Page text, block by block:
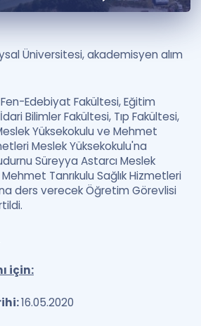
Üniversitesi, akademisyen alım
Edebiyat Fakültesi, Eğitim
Bilimler Fakültesi, Tıp Fakültesi,
Yüksekokulu ve Mehmet
Meslek Yüksekokulu'na
Süreyya Astarcı Meslek
Tanrıkulu Sağlık Hizmetleri
ders verecek Öğretim Görevlisi
için:
16.05.2020